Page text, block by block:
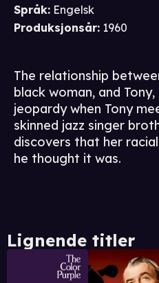
Språk: Engelsk
Produksjonsår: 1960
The relationship
black woman, and
jeopardy when Tony
skinned jazz singer
discovers that her
he thought it was.
Lignende titler